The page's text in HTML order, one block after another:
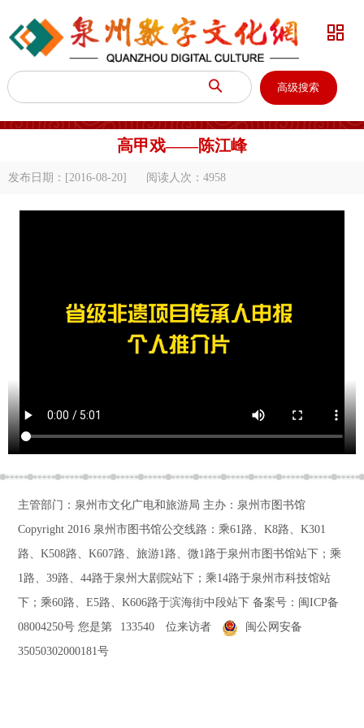
 高级搜索

高甲戏——陈江峰
发布日期：[2016-08-20] 阅读人次： 4958
主管部门：泉州市文化广电和旅游局 主办：泉州市图书馆
Copyright 2016 泉州市图书馆公交线路：乘61路、K8路、K301
路、K508路、K607路、旅游1路、微1路于泉州市图书馆站下；乘
1路、39路、44路于泉州大剧院站下；乘14路于泉州市科技馆站
下；乘60路、E5路、K606路于滨海街中段站下备案号： 闽ICP备
08004250号 您是第 133540 位来访者
闽公网安备
35050302000181号